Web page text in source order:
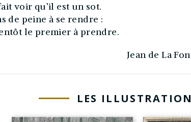
voir qu’il est un sot.
de peine à se rendre :
le premier à prendre.
Jean de La
LES